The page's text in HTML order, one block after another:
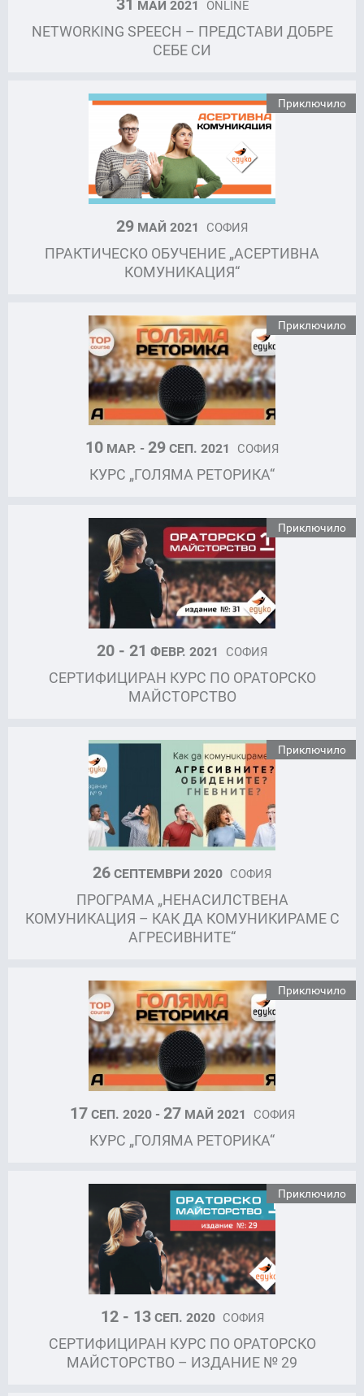
МАЙ 2021 ONLINE
NETWORKING SPEECH – ПРЕДСТАВИ ДОБРЕ
СЕБЕ СИ
Приключило
29 МАЙ 2021 СОФИЯ
ПРАКТИЧЕСКО ОБУЧЕНИЕ „АСЕРТИВНА
КОМУНИКАЦИЯ“
Приключило
10 МАР. - 29СЕП. 2021 СОФИЯ
КУРС „ГОЛЯМА РЕТОРИКА“
Приключило
20 - 21 ФЕВР. 2021 СОФИЯ
СЕРТИФИЦИРАН КУРС ПО ОРАТОРСКО
МАЙСТОРСТВО
Приключило
26СЕПТЕМВРИ 2020 СОФИЯ
ПРОГРАМА „НЕНАСИЛСТВЕНА
КОМУНИКАЦИЯ – КАК ДА КОМУНИКИРАМЕ С
АГРЕСИВНИТЕ“
Приключило
17СЕП. 2020 - 27МАЙ 2021 СОФИЯ
КУРС „ГОЛЯМА РЕТОРИКА“
Приключило
12 - 13СЕП. 2020 СОФИЯ
СЕРТИФИЦИРАН КУРС ПО ОРАТОРСКО
МАЙСТОРСТВО – ИЗДАНИЕ № 29